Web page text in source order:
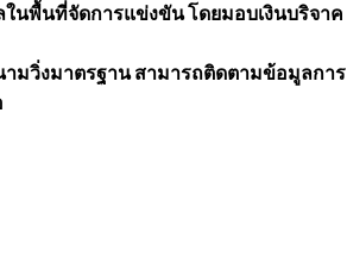
นพื้นที่จัดการแข่งขัน โดยมอบเงินบริจาค
ามวิ่งมาตรฐาน สามารถติดตามข้อมูลการ